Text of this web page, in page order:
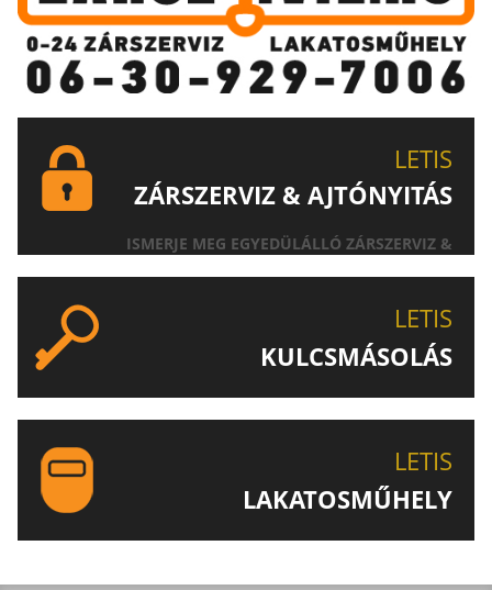
LETIS
ZÁRSZERVIZ & AJTÓNYITÁS
ISMERJE MEG EGYEDÜLÁLLÓ ZÁRSZERVIZ &
LETIS
KULCSMÁSOLÁS
LETIS
LAKATOSMŰHELY